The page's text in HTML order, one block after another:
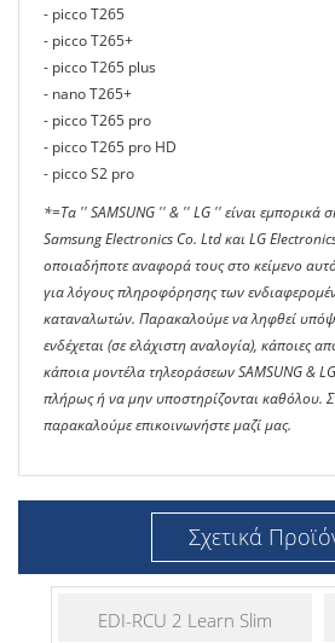
- picco T265
- picco T265+
- picco T265 plus
- nano T265+
- picco T265 pro
- picco T265 pro HD
- picco S2 pro
*=Τα '' SAMSUNG '' & '' LG '' είναι εμπορικά
Samsung Electronics Co. Ltd και LG
οποιαδήποτε αναφορά τους στο κείμενο
για λόγους πληροφόρησης των
καταναλωτών. Παρακαλούμε να ληφθεί
ενδέχεται (σε ελάχιστη αναλογία), κάποιες
κάποια μοντέλα τηλεοράσεων SAMSUNG &
πλήρως ή να μην υποστηρίζονται καθόλου.
παρακαλούμε επικοινωνήστε μαζί μας.
Σχετικά
EDI-RCU 2 Learn Slim